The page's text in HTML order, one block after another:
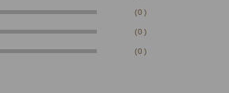
(0)
(0)
(0)